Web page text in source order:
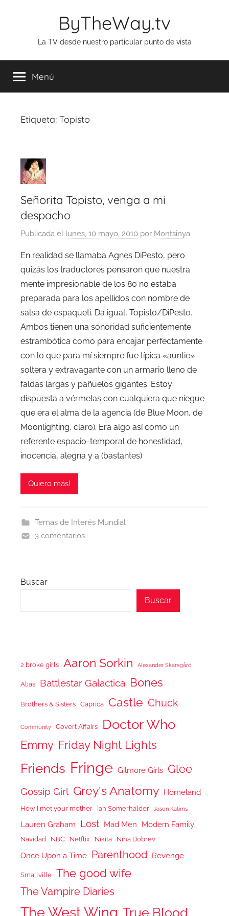
ByTheWay.tv
La TV desde nuestro particular punto de vista
Menú
Etiqueta: Topisto
Señorita Topisto, venga a mi
despacho
Publicada el lunes, 10 mayo, 2010 por Montsinya
En realidad se llamaba Agnes DiPesto, pero
quizás los traductores pensaron que nuestra
mente impresionable de los 80 no estaba
preparada para los apellidos con nombre de
salsa de espaqueti. Da igual, Topisto/DiPesto.
Ambos tienen una sonoridad suficientemente
estrambótica como para encajar perfectamente
con lo que para mí siempre fue típica «auntie»
soltera y extravagante con un armario lleno de
faldas largas y pañuelos gigantes. Estoy
dispuesta a vérmelas con cualquiera que niegue
que era el alma de la agencia (de Blue Moon, de
Moonlighting, claro). Era algo así como un
referente espacio-temporal de honestidad,
inocencia, alegría y a (bastantes)
Quiero más!
Temas de Interés Mundial
3 comentarios
Buscar
Buscar
2 broke girls Aaron Sorkin Alexander Skarsgård
Alias Battlestar Galactica Bones
Brothers & Sisters Caprica Castle Chuck
Community Covert Affairs Doctor Who
Emmy Friday Night Lights
Friends Fringe Gilmore Girls Glee
Gossip Girl Grey's Anatomy Homeland
How I met your mother Ian Somerhalder Jason Katims
Lauren Graham Lost Mad Men Modern Family
Navidad NBC Netflix Nikita Nina Dobrev
Once Upon a Time Parenthood Revenge
Smallville The good wife
The Vampire Diaries
The West Wing True Blood